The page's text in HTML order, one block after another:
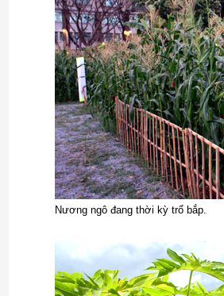
Nương ngô đang thời kỳ trổ bắp.